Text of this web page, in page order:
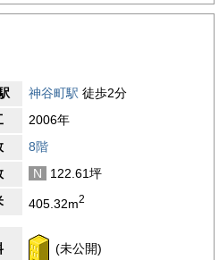
神谷町駅 徒歩2分
2006年
8階
N
122.61坪
405.32m2
(未公開)